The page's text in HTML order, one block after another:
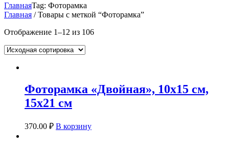
ГлавнаяTag: Фоторамка
Главная / Товары с меткой “Фоторамка”
Отображение 1–12 из 106
Фоторамка «Двойная», 10х15 см,
15х21 см
370.00 ₽ В корзину